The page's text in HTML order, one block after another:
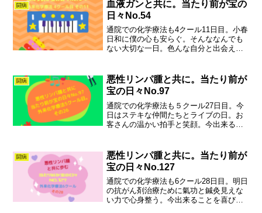
闘病
血液ガンと共に。当たり前が宝の
日々No.54
通院での化学療法も4クール11日目。小春
日和に僕の心も安らぐ。そんななんでも
ない大切な一日。色んな自分と出会え、
く輝いています。
闘病
悪性リンパ腫と共に。当たり前が
宝の日々No.97
通院での化学療法も５クール27日目。今
日はステキな仲間たちとライブの日。お
客さんの温かい拍手と笑顔。今出来るこ
日々が愛おしく輝いています。
闘病
悪性リンパ腫と共に。当たり前が
宝の日々No.127
通院での化学療法も6クール28日目。明日
の抗がん剤治療ために氣功と鍼灸見えな
い力で心身整う。今出来ることを喜びに